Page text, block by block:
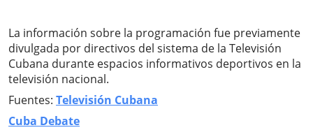
La información sobre la programación fue previamente
divulgada por directivos del sistema de la Televisión
Cubana durante espacios informativos deportivos en la
televisión nacional.
Fuentes: Televisión Cubana
Cuba Debate